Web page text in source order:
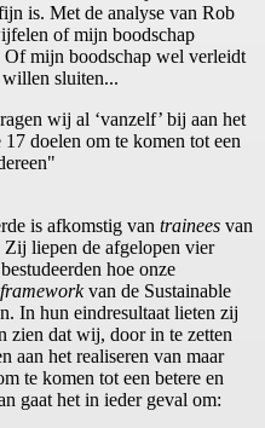
is. Met de analyse van Rob
of mijn boodschap
Of mijn boodschap wel verleidt
sluiten...
wij al ‘vanzelf’ bij aan het
doelen om te komen tot een
is afkomstig van trainees van
liepen de afgelopen vier
hoe onze
frameworkvan de Sustainable
In hun eindresultaat lieten zij
zien dat wij, door in te zetten
aan het realiseren van maar
te komen tot een betere en
gaat het in ieder geval om: